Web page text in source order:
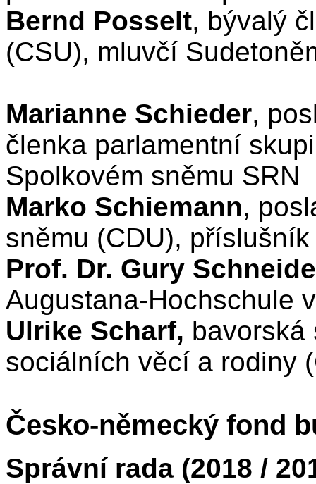
Bernd Posselt, bývalý
(CSU), mluvčí
Marianne Schieder,
členka parlamentní
Spolkovém sněmu
Marko Schiemann,
sněmu (CDU),
Prof. Dr. Gury
Augustana-Hochschule
Ulrike Scharf, bavorská
sociálních věcí a rodiny
Česko-německý fond
Správní rada (2018 /